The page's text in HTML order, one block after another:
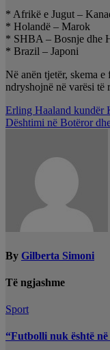
* Afrikë e Jugut –
* Holandë – Marok
* SHBA – Bosnje dhe
* Brazil – Japoni
Në anën tjetër, skema
ndryshojnë në varësi të
Lëvizje
te
Erling Haaland kundër
Dështimi në Botëror
By Gilberta Simoni
Të ngjashme
Sport
“Futbolli nuk është